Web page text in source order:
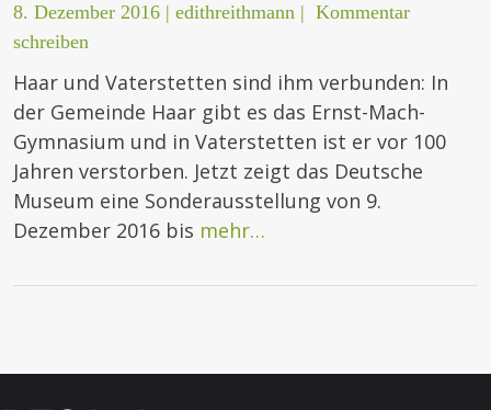
8. Dezember 2016 | edithreithmann | Kommentar
schreiben
Haar und Vaterstetten sind ihm verbunden: In
der Gemeinde Haar gibt es das Ernst-Mach-
Gymnasium und in Vaterstetten ist er vor 100
Jahren verstorben. Jetzt zeigt das Deutsche
Museum eine Sonderausstellung von 9.
Dezember 2016 bis mehr…